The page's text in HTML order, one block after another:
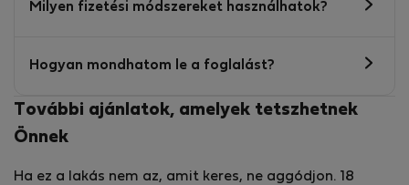
Milyen fizetési módszereket használhatok?
Hogyan mondhatom le a foglalást?
További ajánlatok, amelyek tetszhetnek
Önnek
Ha ez a lakás nem az, amit keres, ne aggódjon. 18